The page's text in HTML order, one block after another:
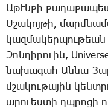
Ա­թէն­քի
Մ­շա­կոյ­թի,
կազ­մա­կեր­պու­թեան
­­Զոն­դի­րո­ւին,
նա­խա­գահ Ան­նա
մշա­կու­թա­յին
ա­րո­ւես­տի դպրո­ցի